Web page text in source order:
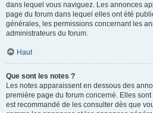
dans lequel vous naviguez. Les annonces
page du forum dans lequel elles ont été
générales, les permissions concernant les
administrateurs du forum.
Haut
Que sont les notes ?
Les notes apparaissent en dessous des
première page du forum concerné. Elles sont
est recommandé de les consulter dès que